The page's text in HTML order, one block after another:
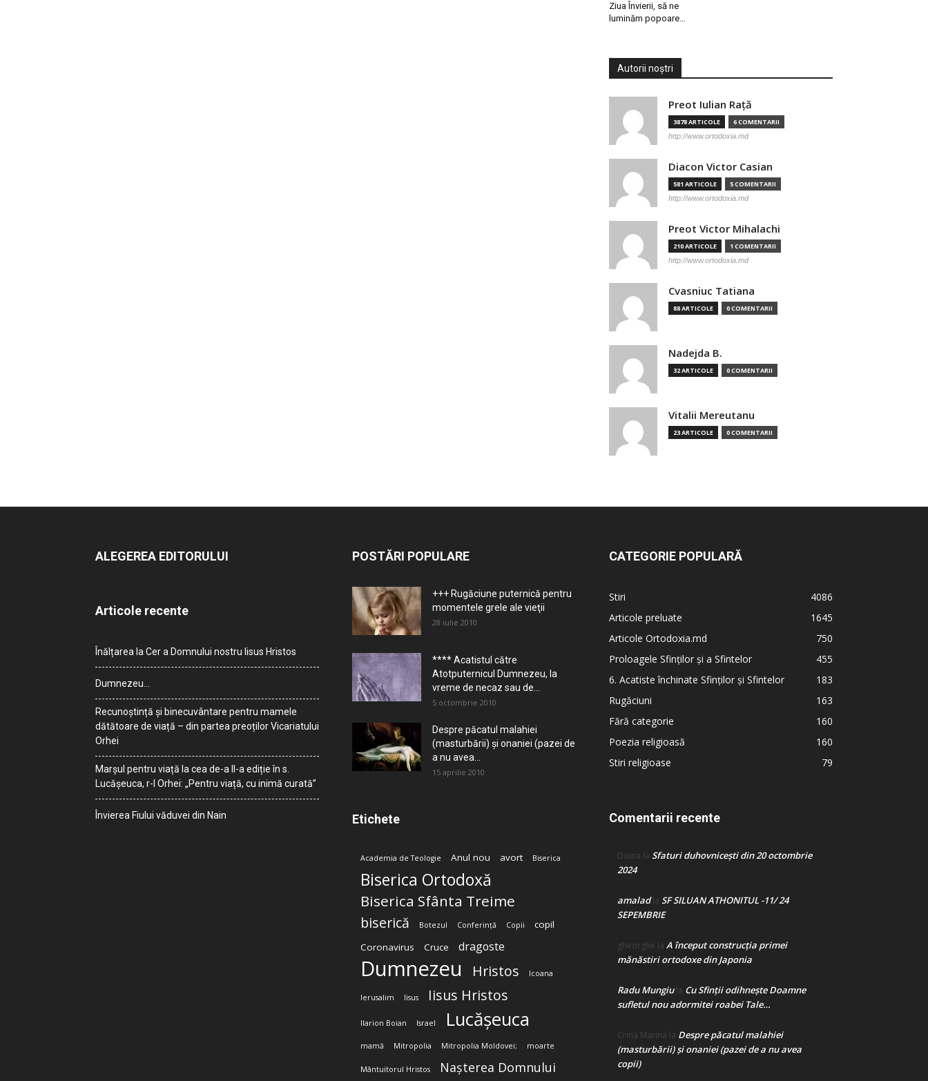
Ziua Învierii, să ne
luminăm popoare…
Autorii noștri
Preot Iulian Raţă
3878 ARTICOLE 6 COMENTARII
http://www.ortodoxia.md
Diacon Victor Casian
581 ARTICOLE 5 COMENTARII
http://www.ortodoxia.md
Preot Victor Mihalachi
210 ARTICOLE 1 COMENTARII
http://www.ortodoxia.md
Cvasniuc Tatiana
88 ARTICOLE 0 COMENTARII
Nadejda B.
32 ARTICOLE 0 COMENTARII
Vitalii Mereutanu
23 ARTICOLE 0 COMENTARII
ALEGEREA EDITORULUI
Articole recente
Înălțarea la Cer a Domnului nostru Iisus Hristos
Dumnezeu…
Recunoștință și binecuvântare pentru mamele
dătătoare de viață – din partea preoților Vicariatului
Orhei
Marșul pentru viață la cea de-a II-a ediție în s.
Lucășeuca, r-l Orhei: „Pentru viață, cu inimă curată”
Învierea Fiului văduvei din Nain
POSTĂRI POPULARE
+++ Rugăciune puternică pentru
momentele grele ale vieţii
28 iulie 2010
**** Acatistul către
Atotputernicul Dumnezeu, la
vreme de necaz sau de...
5 octombrie 2010
Despre păcatul malahiei
(masturbării) şi onaniei (pazei de
a nu avea...
15 aprilie 2010
Etichete
Academia de Teologie Anul nou avort Biserica
Biserica Ortodoxă
Biserica Sfânta Treime
biserică Botezul Conferință Copii
copil
Coronavirus
Cruce dragoste
Dumnezeu Hristos Icoana
Ierusalim Iisus Iisus Hristos
Ilarion Boian Israel Lucășeuca
mamă Mitropolia Mitropolia Moldovei; moarte
Mântuitorul Hristos Nașterea Domnului
CATEGORIE POPULARĂ
Stiri
4086
Articole preluate
1645
Articole Ortodoxia.md
750
Proloagele Sfinților și a Sfintelor
455
6. Acatiste închinate Sfinților și Sfintelor
183
Rugăciuni
163
Fără categorie
160
Poezia religioasă
160
Stiri religioase
79
Comentarii recente
Doina la Sfaturi duhovnicești din 20 octombrie
2024
amaladla SF SILUAN ATHONITUL -11/ 24
SEPEMBRIE
gheorghe la A început construcţia primei
mănăstiri ortodoxe din Japonia
Radu Mungiula Cu Sfinții odihnește Doamne
sufletul nou adormitei roabei Tale…
Crina Marina la Despre păcatul malahiei
(masturbării) şi onaniei (pazei de a nu avea
copii)